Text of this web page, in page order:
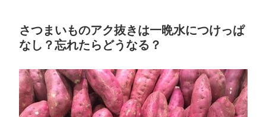
さつまいものアク抜きは一晩水につけっぱ
なし？忘れたらどうなる？